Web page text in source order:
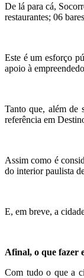
De lá para cá,
restaurantes; 06
Este é um esforço
apoio à
Tanto que, além de
referência em
Assim como é
do interior paulista
E, em breve, a
Afinal, o que fazer
Com tudo o que a